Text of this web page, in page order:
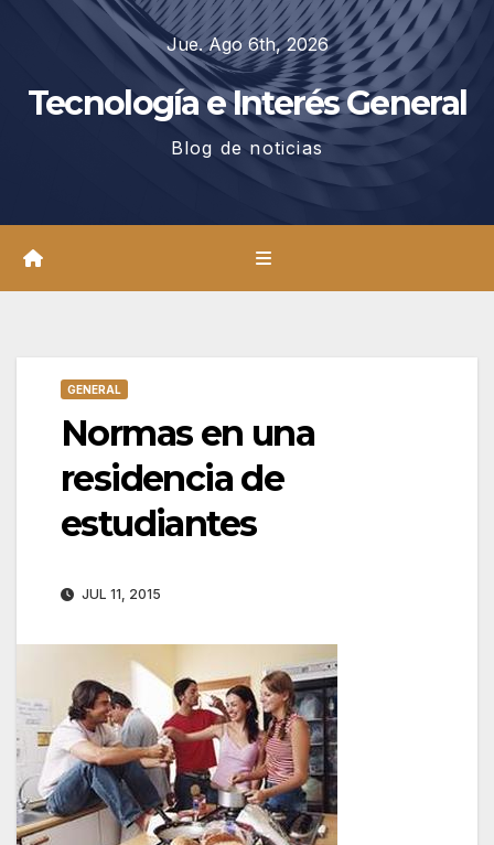
Jue. Ago 6th, 2026
Tecnología e Interés General
Blog de noticias
GENERAL
Normas en una
residencia de
estudiantes
JUL 11, 2015